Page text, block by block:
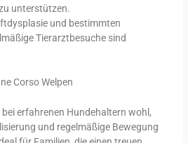
unterstützen.
und bestimmten
Tierarztbesuche sind
Corso Welpen
erfahrenen Hundehaltern wohl,
und regelmäßige Bewegung